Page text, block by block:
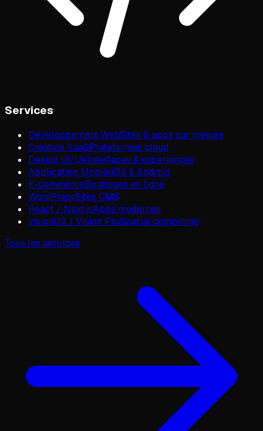
Services
Développement WebSites & apps sur mesure
Création SaaSPlateformes cloud
Design UI/UXInterfaces & expériences
Application MobileiOS & Android
E-commerceBoutiques en ligne
WordPressSites CMS
React / Next.jsApps modernes
visionOS / Vision ProSpatial computing
Tous les services